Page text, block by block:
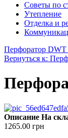
Советы по
Утепление
Отделка и
Перфоратор
Вернуться к:
Описание На
1265.00 грн